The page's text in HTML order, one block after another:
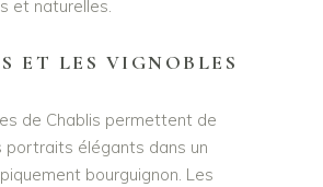
et naturelles.
ET LES VIGNOBLES
de Chablis permettent de
portraits élégants dans un
bourguignon. Les